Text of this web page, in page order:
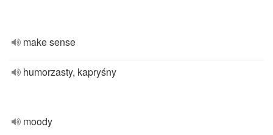
make sense
humorzasty, kapryśny
moody